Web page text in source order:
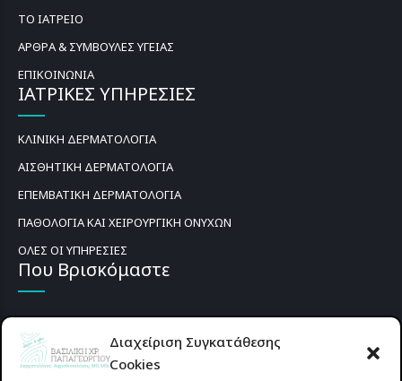
Διαχείριση Συγκατάθεσης
Cookies
ΤΟ ΙΑΤΡΕΙΟ
ΑΡΘΡΑ & ΣΥΜΒΟΥΛΕΣ ΥΓΕΙΑΣ
ΕΠΙΚΟΙΝΩΝΙΑ
ΙΑΤΡΙΚΕΣ ΥΠΗΡΕΣΙΕΣ
ΚΛΙΝΙΚΗ ΔΕΡΜΑΤΟΛΟΓΙΑ
ΑΙΣΘΗΤΙΚΗ ΔΕΡΜΑΤΟΛΟΓΙΑ
ΕΠΕΜΒΑΤΙΚΗ ΔΕΡΜΑΤΟΛΟΓΙΑ
ΠΑΘΟΛΟΓΙΑ ΚΑΙ ΧΕΙΡΟΥΡΓΙΚΗ ΟΝΥΧΩΝ
ΟΛΕΣ ΟΙ ΥΠΗΡΕΣΙΕΣ
Που Βρισκόμαστε